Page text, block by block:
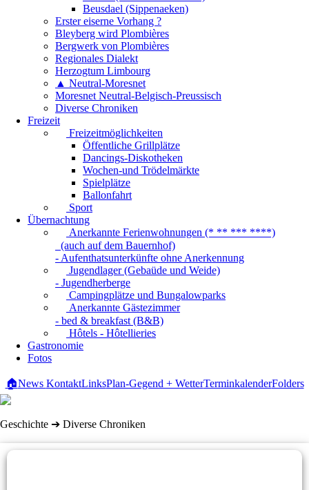
Beusdael (Sippenaeken)
Erster eiserne Vorhang ?
Bleyberg wird Plombières
Bergwerk von Plombières
Regionales Dialekt
Herzogtum Limbourg
▲ Neutral-Moresnet
Moresnet Neutral-Belgisch-Preussisch
Diverse Chroniken
Freizeit
Freizeitmöglichkeiten
Öffentliche Grillplätze
Dancings-Diskotheken
Wochen-und Trödelmärkte
Spielplätze
Ballonfahrt
Sport
Übernachtung
Anerkannte Ferienwohnungen (* ** *** ****)
(auch auf dem Bauernhof)
- Aufenthatsunterkünfte ohne Anerkennung
Jugendlager (Gebaüde und Weide)
- Jugendherberge
Campingplätze und Bungalowparks
Anerkannte Gästezimmer
- bed & breakfast (B&B)
Hôtels - Hôtellieries
Gastronomie
Fotos
🏠News KontaktLinksPlan-Gegend + WetterTerminkalenderFolders
Geschichte ➔ Diverse Chroniken